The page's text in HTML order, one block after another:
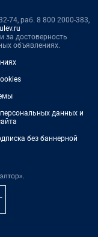
74, раб. 8 800 2000-383,
за достоверность
объявлениях.
данных и
без баннерной